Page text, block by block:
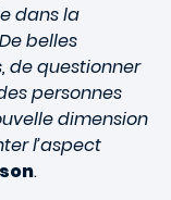
dans la
belles
de questionner
personnes
dimension
l’aspect
.